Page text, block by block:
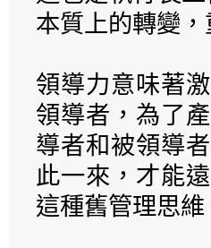
本質上的轉變
領導力意味著
領導者，為了
導者和被領導
此一來，才能
這種舊管理思維